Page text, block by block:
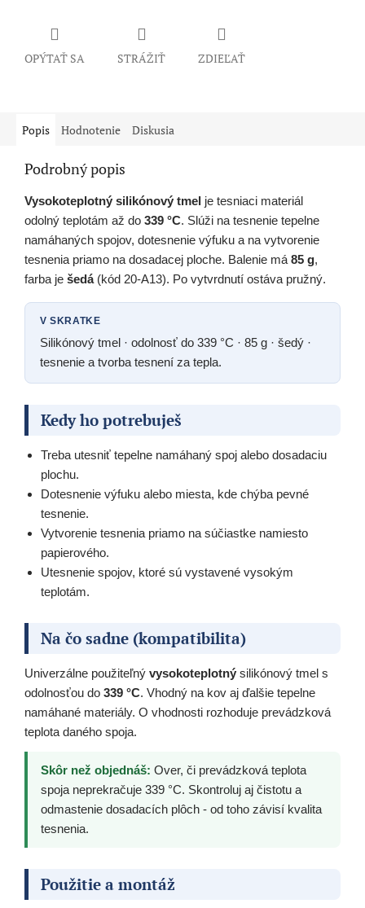
OPÝTAŤ SA STRÁŽIŤ ZDIEĽAŤ
Popis Hodnotenie Diskusia
Podrobný popis
Vysokoteplotný silikónový tmel je tesniaci materiál
odolný teplotám až do 339 °C. Slúži na tesnenie tepelne
namáhaných spojov, dotesnenie výfuku a na vytvorenie
tesnenia priamo na dosadacej ploche. Balenie má 85 g,
farba je šedá(kód 20-A13). Po vytvrdnutí ostáva pružný.
V SKRATKE
Silikónový tmel · odolnosť do 339 °C · 85 g · šedý ·
tesnenie a tvorba tesnení za tepla.
Kedy ho potrebuješ
Treba utesniť tepelne namáhaný spoj alebo dosadaciu
plochu.
Dotesnenie výfuku alebo miesta, kde chýba pevné
tesnenie.
Vytvorenie tesnenia priamo na súčiastke namiesto
papierového.
Utesnenie spojov, ktoré sú vystavené vysokým
teplotám.
Na čo sadne (kompatibilita)
Univerzálne použiteľný vysokoteplotný silikónový tmel s
odolnosťou do 339 °C. Vhodný na kov aj ďalšie tepelne
namáhané materiály. O vhodnosti rozhoduje prevádzková
teplota daného spoja.
Skôr než objednáš: Over, či prevádzková teplota
spoja neprekračuje 339 °C. Skontroluj aj čistotu a
odmastenie dosadacích plôch - od toho závisí kvalita
tesnenia.
Použitie a montáž